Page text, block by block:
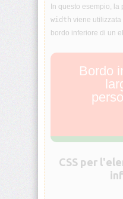
name
animation-
play-
state
animation-
timing-
function
aspect-
ratio
backdrop-
filter
In questo esempio, la
width viene utilizzata
bordo inferiore di un
Bordo
CSS per